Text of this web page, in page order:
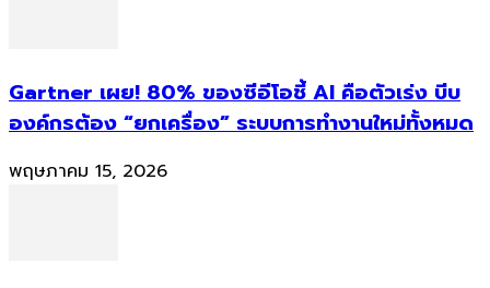
Gartner เผย! 80% ของซีอีโอชี้ AI คือตัวเร่ง บีบ
องค์กรต้อง “ยกเครื่อง” ระบบการทำงานใหม่ทั้งหมด
พฤษภาคม 15, 2026